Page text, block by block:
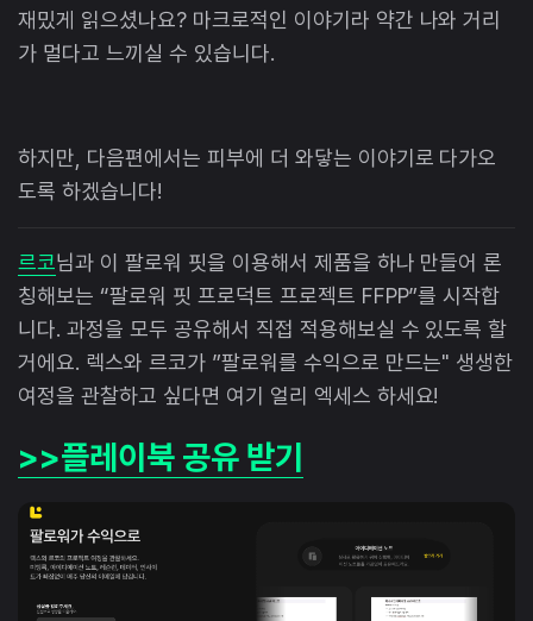
재밌게 읽으셨나요? 마크로적인 이야기라 약간 나와 거리
가 멀다고 느끼실 수 있습니다.
하지만, 다음편에서는 피부에 더 와닿는 이야기로 다가오
도록 하겠습니다!
르코님과 이 팔로워 핏을 이용해서 제품을 하나 만들어 론
칭해보는 “팔로워 핏 프로덕트 프로젝트 FFPP”를 시작합
니다. 과정을 모두 공유해서 직접 적용해보실 수 있도록 할
거에요. 렉스와 르코가 ”팔로워를 수익으로 만드는" 생생한
여정을 관찰하고 싶다면 여기 얼리 엑세스 하세요!
>>플레이북 공유 받기